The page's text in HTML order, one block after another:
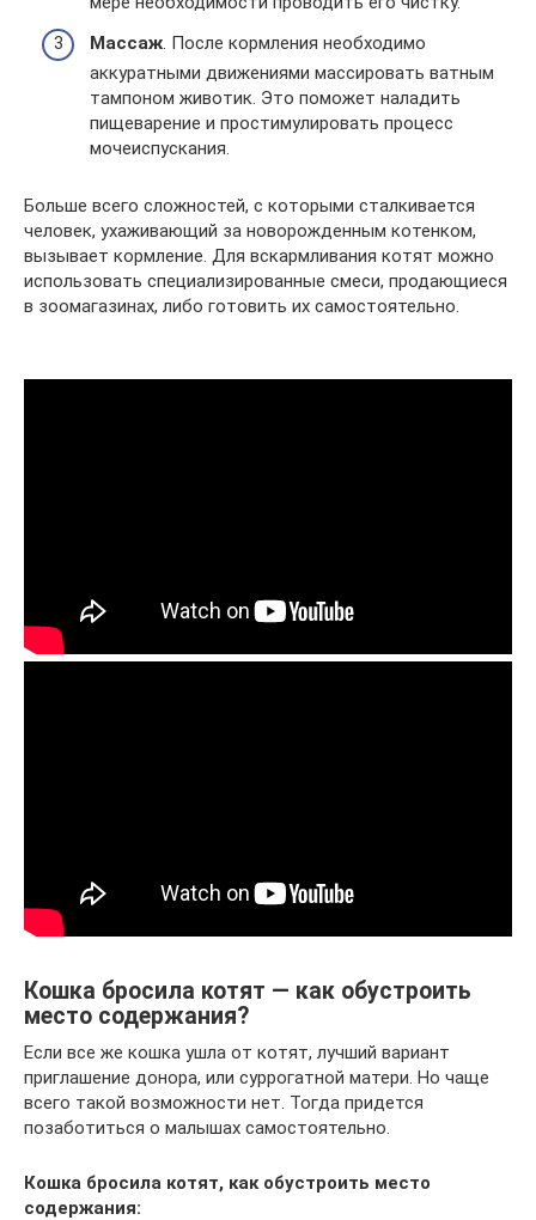
Массаж . После кормления необходимо
аккуратными движениями массировать ватным
тампоном животик. Это поможет наладить
пищеварение и простимулировать процесс
мочеиспускания.
Больше всего сложностей, с которыми сталкивается
человек, ухаживающий за новорожденным котенком,
вызывает кормление. Для вскармливания котят можно
использовать специализированные смеси, продающиеся
в зоомагазинах, либо готовить их самостоятельно.
Кошка бросила котят — как обустроить
место содержания?
Если все же кошка ушла от котят, лучший вариант
приглашение донора, или суррогатной матери. Но чаще
всего такой возможности нет. Тогда придется
позаботиться о малышах самостоятельно.
Кошка бросила котят, как обустроить место
содержания: